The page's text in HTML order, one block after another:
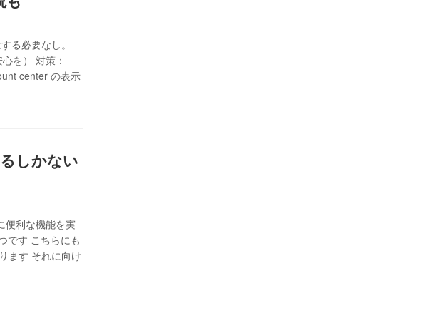
る必要なし。
を） 対策：
center の表示
しかない
便利な機能を実
です こちらにも
ます それに向け